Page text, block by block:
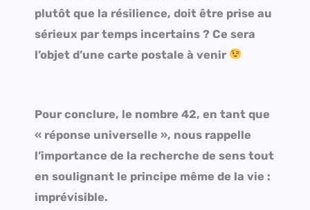
plutôt que la résilience, doit être prise au
sérieux par temps incertains ? Ce sera
l’objet d’une carte postale à venir
Pour conclure, le nombre 42, en tant que
« réponse universelle », nous rappelle
l’importance de la recherche de sens tout
en soulignant le principe même de la vie :
imprévisible.